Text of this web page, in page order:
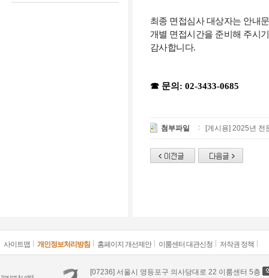
최종 면접심사 대상자는 안내
개별 면접시간을 준비해 주시
감사합니다.
☎ 문의: 02-3433-0685
첨부파일 [게시용] 2025년 전
사이트맵 개인정보처리방침 홈페이지 개선제안 이룸센터 대관신청 저작권 정책
[07236] 서울시 영등포구 의사당대로 22 이룸센터 5층